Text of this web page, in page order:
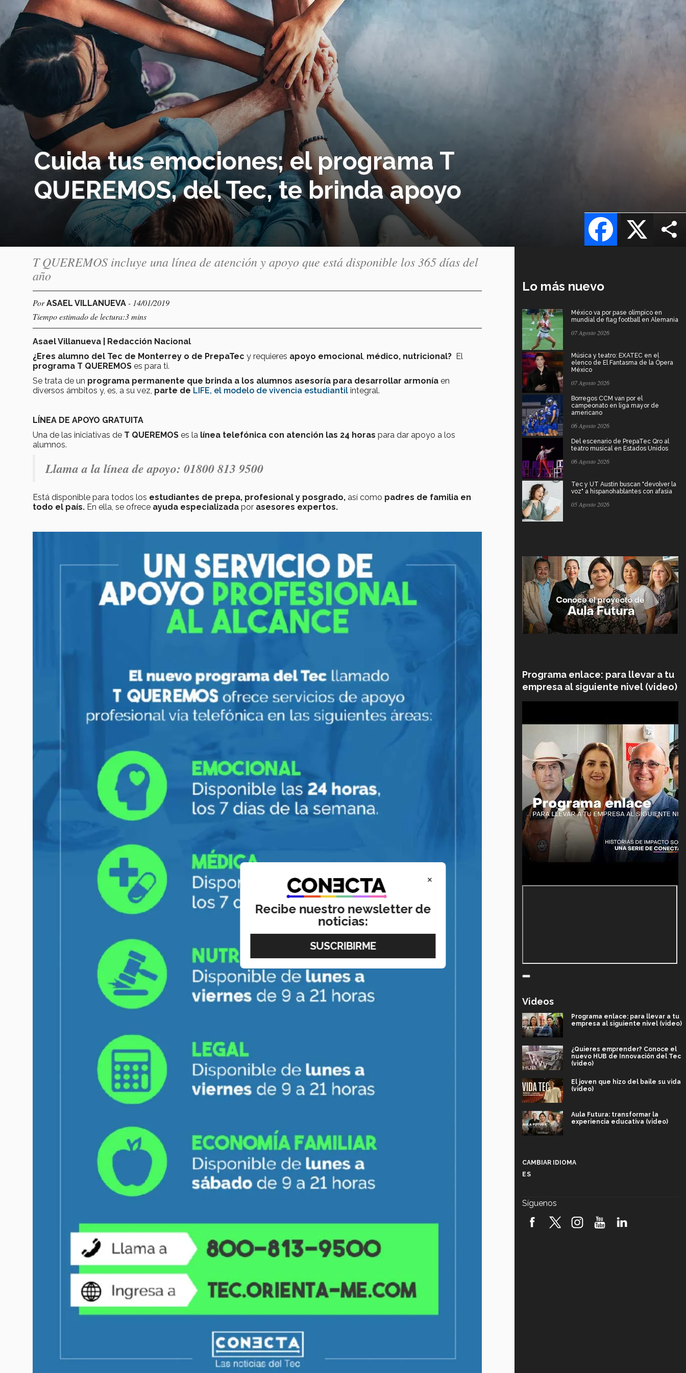
Cuida tus emociones; el programa T
QUEREMOS, del Tec, te brinda apoyo
X
Facebook
T QUEREMOS incluye una línea de atención y apoyo que está disponible los 365 días del
año
PorASAEL VILLANUEVA - 14/01/2019
Tiempo estimado de lectura:3 mins
Asael Villanueva | Redacción Nacional
¿Eres alumno del Tec de Monterrey o de PrepaTec y requieres apoyo emocional médico, nutricional? El
programa T QUEREMOS es para ti.
Se trata de un programa permanente que brinda a los alumnos asesoría para desarrollar armonía en
diversos ámbitos y, es, a su vez, parte de LIFE, el modelo de vivencia estudiantil integral.
LÍNEA DE APOYO GRATUITA
Una de las iniciativas de T QUEREMOS es la línea telefónica con atención las 24 horas para dar apoyo a los
alumnos.
Llama a la línea de apoyo: 01800 813 9500
Está disponible para todos los estudiantes de prepa, profesional y posgrado, así como padres de familia en
todo el país. En ella, se ofrece ayuda especializada por asesores expertos.
Lo más nuevo
México va por pase olímpico en
mundial de flag football en Alemania
07 Agosto 2026
Música y teatro: EXATEC en el
elenco de El Fantasma de la Ópera
México
07 Agosto 2026
Borregos CCM van por el
campeonato en liga mayor de
americano
06 Agosto 2026
Del escenario de PrepaTec Qro al
teatro musical en Estados Unidos
06 Agosto 2026
Tec y UT Austin buscan "devolver la
voz" a hispanohablantes con afasia
05 Agosto 2026
Programa enlace: para llevar a tu
empresa al siguiente nivel (video)
Videos
Programa enlace: para llevar a tu
empresa al siguiente nivel (video)
¿Quieres emprender? Conoce el
nuevo HUB de Innovación del Tec
(video)
El joven que hizo del baile su vida
(video)
Aula Futura: transformar la
experiencia educativa (video)
robótica FIRST 2026! (video)
CAMBIAR IDIOMA
ES
Síguenos
×
Recibe nuestro newsletter de
noticias: